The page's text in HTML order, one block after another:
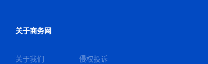
关于商务网
关于我们 侵权投诉